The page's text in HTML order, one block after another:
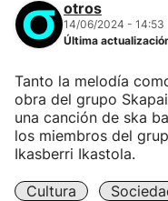
otros
14/06/2024 - 14:53
Última
Tanto la melodía
obra del grupo
una canción de ska
los miembros del
Ikasberri Ikastola.
Cultura